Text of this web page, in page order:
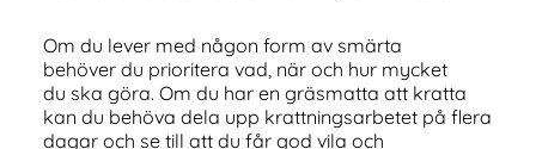
Om du lever med någon form av smärta
behöver du prioritera vad, när och hur mycket
du ska göra. Om du har en gräsmatta att kratta
kan du behöva dela upp krattningsarbetet på flera
dagar och se till att du får god vila och